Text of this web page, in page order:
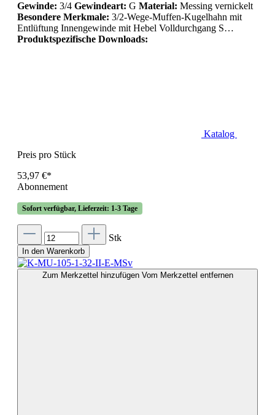
Gewinde: 3/4 Gewindeart: G Material: Messing vernickelt
Besondere Merkmale: 3/2-Wege-Muffen-Kugelhahn mit
Entlüftung Innengewinde mit Hebel Volldurchgang S…
Produktspezifische Downloads:
Katalog
Preis pro Stück
53,97 €*
Abonnement
Sofort verfügbar, Lieferzeit: 1-3 Tage
Stk
In den Warenkorb
Zum Merkzettel hinzufügen Vom Merkzettel entfernen